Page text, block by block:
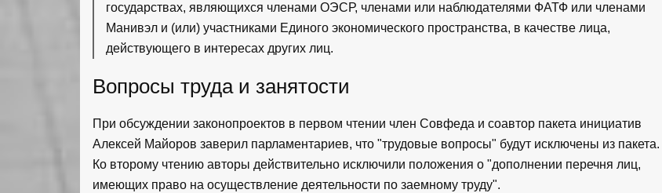
государствах, являющихся членами ОЭСР, членами или наблюдателями ФАТФ или членами
Манивэл и (или) участниками Единого экономического пространства, в качестве лица,
действующего в интересах других лиц.
Вопросы труда и занятости
При обсуждении законопроектов в первом чтении член Совфеда и соавтор пакета инициатив
Алексей Майоров заверил парламентариев, что "трудовые вопросы" будут исключены из пакета.
Ко второму чтению авторы действительно исключили положения о "дополнении перечня лиц,
имеющих право на осуществление деятельности по заемному труду".